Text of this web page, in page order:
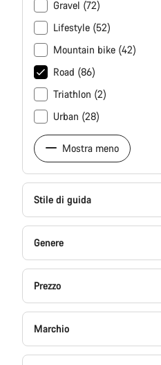
Gravel (72)
Lifestyle (52)
Mountain bike (42)
Road (86)
Triathlon (2)
Urban (28)
Mostra meno
Stile di guida
Genere
Prezzo
Marchio